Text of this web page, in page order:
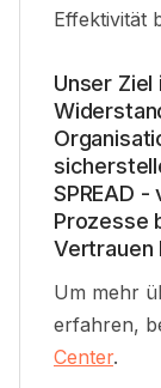
Effektivität
Unser
SPREAD -
Prozesse
Vertrauen
Um mehr
erfahren,
Center.